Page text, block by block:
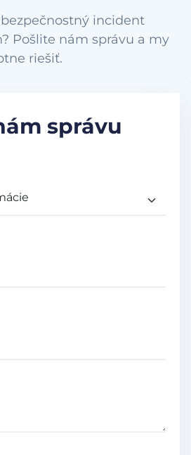
incident
Pošlite nám správu a my
riešiť.
správu